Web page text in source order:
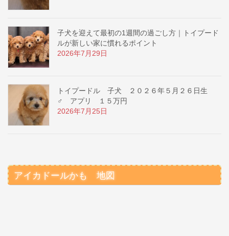
子犬を迎えて最初の1週間の過ごし方｜トイプード
ルが新しい家に慣れるポイント
2026年7月29日
トイプードル 子犬 ２０２６年５月２６日生
♂ アプリ １５万円
2026年7月25日
アイカドールかも 地図